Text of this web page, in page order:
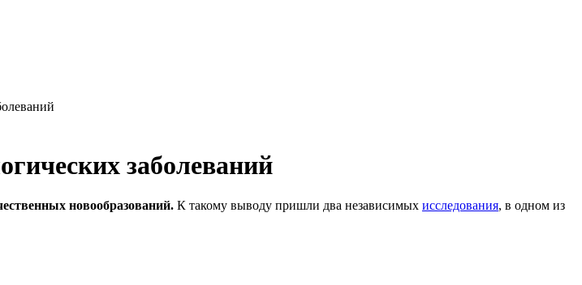
заболеваний
новообразований. К такому выводу пришли два независимых исследования, в одном из